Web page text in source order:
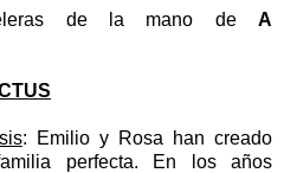
de la mano de A
:
Emilio y Rosa han creado
perfecta. En los años